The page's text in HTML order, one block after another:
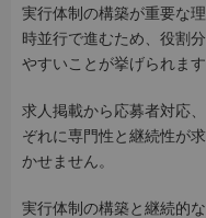
実行体制の構築が重要な
時並行で進むため、役割
やすいことが挙げられます
求人掲載から応募者対応
ぞれに専門性と継続性が
かせません。
実行体制の構築と継続的